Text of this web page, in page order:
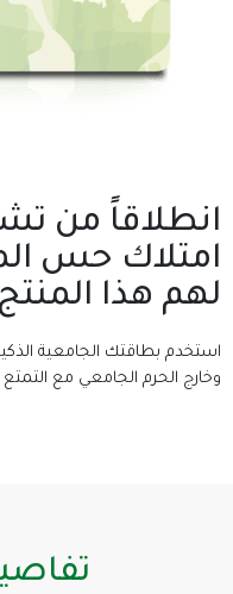
انطلاقاً من
امتلاك حس
لهم هذا
استخدم بطاقتك الجامعية
وخارج الحرم الجامعي مع